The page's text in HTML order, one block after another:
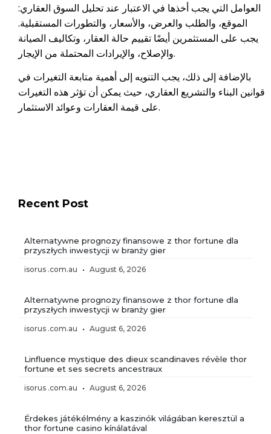
العوامل التي يجب أخذها في الاعتبار عند تحليل السوق العقاري:
الموقع، والطلب والعرض، والأسعار، والتطورات المستقبلية.
يجب على المستثمرين أيضًا تقييم حالة العقار، وتكاليف الصيانة
والإصلاح، والإيرادات المحتملة من الإيجار.
بالإضافة إلى ذلك، يجب التنويه إلى أهمية متابعة التغيرات في
قوانين البناء والتشريع العقاري، حيث يمكن أن تؤثر هذه التغيرات
على قيمة العقارات وعوائد الاستثمار.
Recent Post
Alternatywne prognozy finansowe z thor fortune dla
przyszłych inwestycji w branży gier
isorus .com.au August 6, 2026
Alternatywne prognozy finansowe z thor fortune dla
przyszłych inwestycji w branży gier
isorus .com.au August 6, 2026
Linfluence mystique des dieux scandinaves révèle thor
fortune et ses secrets ancestraux
isorus .com.au August 6, 2026
Érdekes játékélmény a kaszinók világában keresztül a
thor fortune casino kínálatával